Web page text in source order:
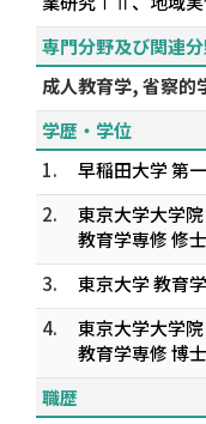
専門分野及び関連
成人教育学, 省察的
学歴・学位
1.
早稲田大学 第
2.
東京大学大学
教育学専修 修
3.
東京大学 教育
4.
東京大学大学
教育学専修 博
職歴